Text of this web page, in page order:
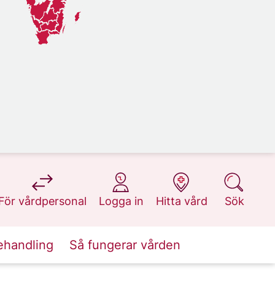
vårdpersonal
på 1177.se
Logga in
på 1177.se
Hitta vård
på 1177.se
Sök
på 1177.se
Så fungerar vården